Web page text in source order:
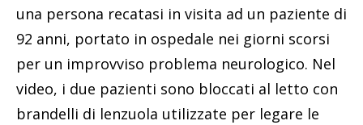
una persona recatasi in visita ad un paziente di
92 anni, portato in ospedale nei giorni scorsi
per un improvviso problema neurologico. Nel
video, i due pazienti sono bloccati al letto con
brandelli di lenzuola utilizzate per legare le